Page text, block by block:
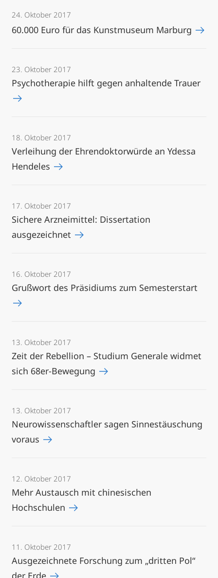
24. Oktober 2017
60.000 Euro für das Kunstmuseum Marburg
23. Oktober 2017
Psychotherapie hilft gegen anhaltende Trauer
18. Oktober 2017
Verleihung der Ehrendoktorwürde an Ydessa
Hendeles
17. Oktober 2017
Sichere Arzneimittel: Dissertation
ausgezeichnet
16. Oktober 2017
Grußwort des Präsidiums zum Semesterstart
13. Oktober 2017
Zeit der Rebellion – Studium Generale widmet
sich 68er-Bewegung
13. Oktober 2017
Neurowissenschaftler sagen Sinnestäuschung
voraus
12. Oktober 2017
Mehr Austausch mit chinesischen
Hochschulen
11. Oktober 2017
Ausgezeichnete Forschung zum „dritten Pol“
der Erde